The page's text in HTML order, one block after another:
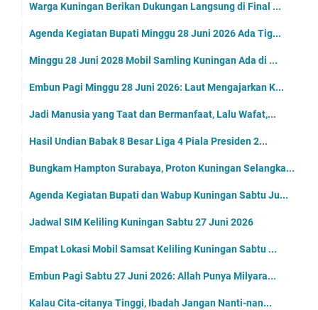
Warga Kuningan Berikan Dukungan Langsung di Final ...
Agenda Kegiatan Bupati Minggu 28 Juni 2026 Ada Tig...
Minggu 28 Juni 2028 Mobil Samling Kuningan Ada di ...
Embun Pagi Minggu 28 Juni 2026: Laut Mengajarkan K...
Jadi Manusia yang Taat dan Bermanfaat, Lalu Wafat,...
Hasil Undian Babak 8 Besar Liga 4 Piala Presiden 2...
Bungkam Hampton Surabaya, Proton Kuningan Selangka...
Agenda Kegiatan Bupati dan Wabup Kuningan Sabtu Ju...
Jadwal SIM Keliling Kuningan Sabtu 27 Juni 2026
Empat Lokasi Mobil Samsat Keliling Kuningan Sabtu ...
Embun Pagi Sabtu 27 Juni 2026: Allah Punya Milyara...
Kalau Cita-citanya Tinggi, Ibadah Jangan Nanti-nan...